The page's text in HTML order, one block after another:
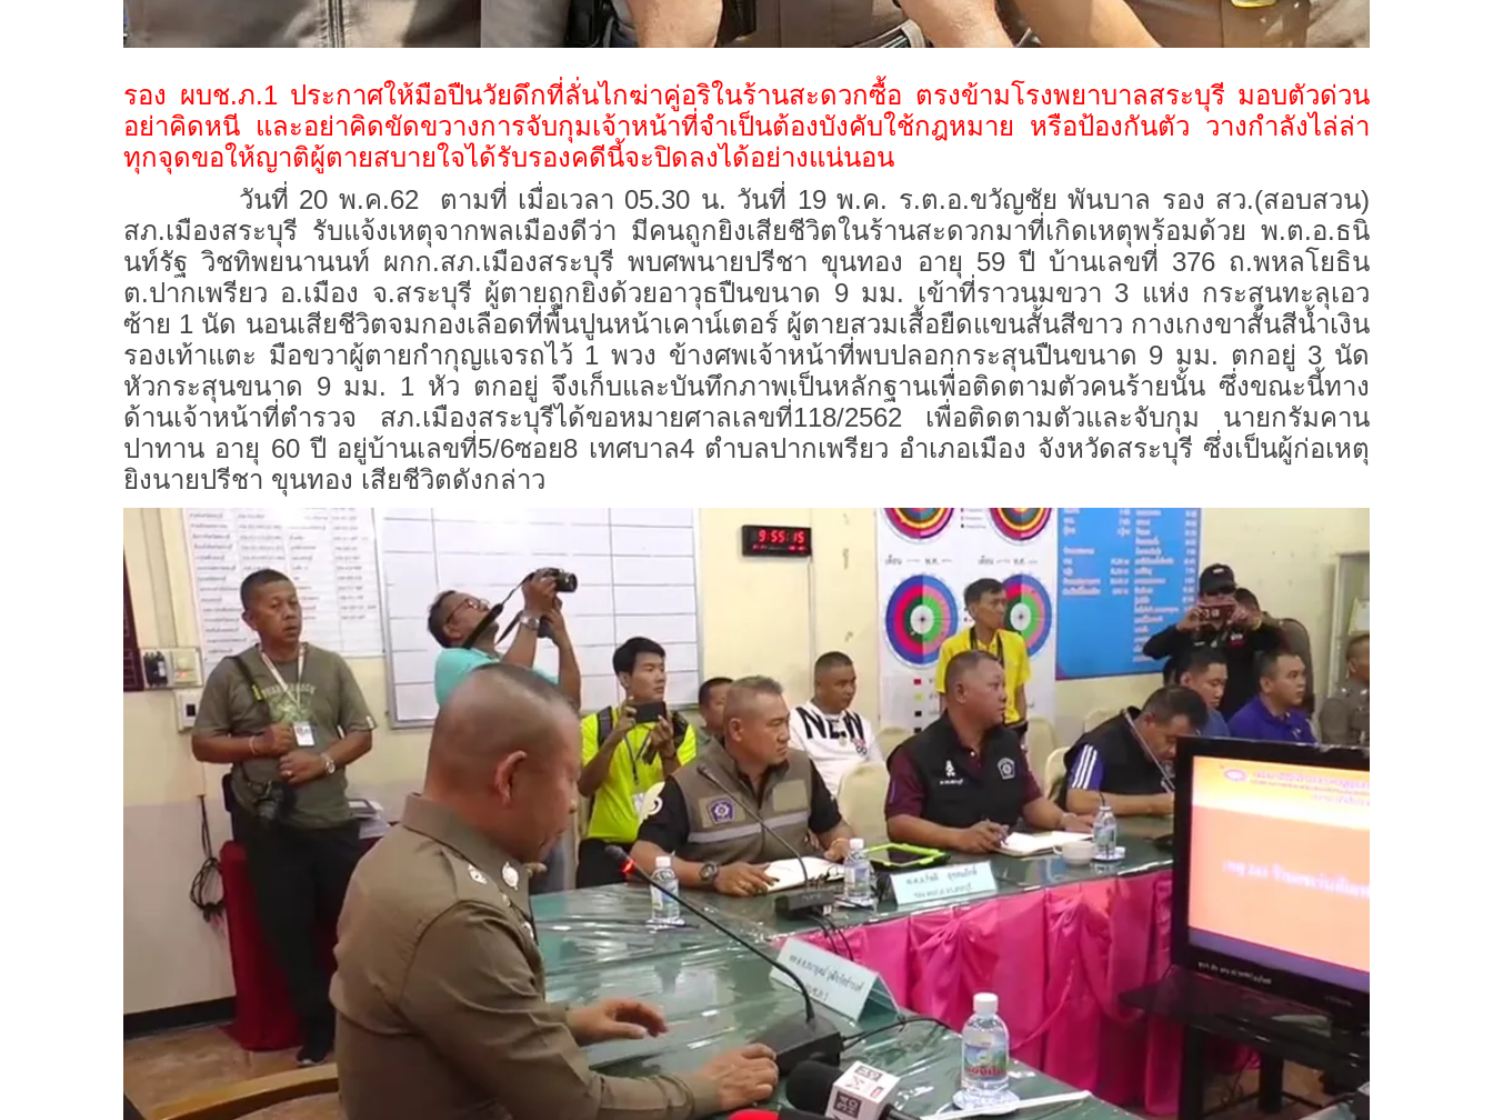
รอง ผบช.ภ.1 ประกาศให้มือปืนวัยดึกที่ลั่นไกฆ่าคู่อริในร้านสะดวกซื้อ ตรงข้ามโรงพยาบาลสระบุรี มอบตัวด่วน
อย่าคิดหนี และอย่าคิดขัดขวางการจับกุมเจ้าหน้าที่จำเป็นต้องบังคับใช้กฎหมาย หรือป้องกันตัว วางกำลังไล่ล่า
ทุกจุดขอให้ญาติผู้ตายสบายใจได้รับรองคดีนี้จะปิดลงได้อย่างแน่นอน
วันที่ 20 พ.ค.62 ตามที่ เมื่อเวลา 05.30 น. วันที่ 19 พ.ค. ร.ต.อ.ขวัญชัย พันบาล รอง สว.(สอบสวน)
สภ.เมืองสระบุรี รับแจ้งเหตุจากพลเมืองดีว่า มีคนถูกยิงเสียชีวิตในร้านสะดวกมาที่เกิดเหตุพร้อมด้วย พ.ต.อ.ธนิ
นท์รัฐ วิชทิพยนานนท์ ผกก.สภ.เมืองสระบุรี พบศพนายปรีชา ขุนทอง อายุ 59 ปี บ้านเลขที่ 376 ถ.พหลโยธิน
ต.ปากเพรียว อ.เมือง จ.สระบุรี ผู้ตายถูกยิงด้วยอาวุธปืนขนาด 9 มม. เข้าที่ราวนมขวา 3 แห่ง กระสุนทะลุเอว
ซ้าย 1 นัด นอนเสียชีวิตจมกองเลือดที่พื้นปูนหน้าเคาน์เตอร์ ผู้ตายสวมเสื้อยืดแขนสั้นสีขาว กางเกงขาสั้นสีน้ำเงิน
รองเท้าแตะ มือขวาผู้ตายกำกุญแจรถไว้ 1 พวง ข้างศพเจ้าหน้าที่พบปลอกกระสุนปืนขนาด 9 มม. ตกอยู่ 3 นัด
หัวกระสุนขนาด 9 มม. 1 หัว ตกอยู่ จึงเก็บและบันทึกภาพเป็นหลักฐานเพื่อติดตามตัวคนร้ายนั้น ซึ่งขณะนี้ทาง
ด้านเจ้าหน้าที่ตำรวจ สภ.เมืองสระบุรีได้ขอหมายศาลเลขที่118/2562 เพื่อติดตามตัวและจับกุม นายกรัมคาน
ปาทาน อายุ 60 ปี อยู่บ้านเลขที่5/6ซอย8 เทศบาล4 ตำบลปากเพรียว อำเภอเมือง จังหวัดสระบุรี ซึ่งเป็นผู้ก่อเหตุ
ยิงนายปรีชา ขุนทอง เสียชีวิตดังกล่าว